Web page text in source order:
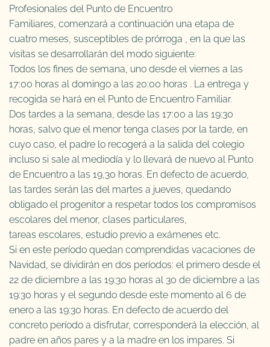
Profesionales del Punto de Encuentro
Familiares, comenzará a continuación una etapa de
cuatro meses, susceptibles de prórroga , en la que las
visitas se desarrollarán del modo siguiente:
Todos los fines de semana, uno desde el viernes a las
17:00 horas al domingo a las 20:00 horas . La entrega y
recogida se hará en el Punto de Encuentro Familiar.
Dos tardes a la semana, desde las 17:00 a las 19:30
horas, salvo que el menor tenga clases por la tarde, en
cuyo caso, el padre lo recogerá a la salida del colegio
incluso si sale al mediodía y lo llevará de nuevo al Punto
de Encuentro a las 19,30 horas. En defecto de acuerdo,
las tardes serán las del martes a jueves, quedando
obligado el progenitor a respetar todos los compromisos
escolares del menor, clases particulares,
tareas escolares, estudio previo a exámenes etc.
Si en este período quedan comprendidas vacaciones de
Navidad, se dividirán en dos períodos: el primero desde el
22 de diciembre a las 19:30 horas al 30 de diciembre a las
19:30 horas y el segundo desde este momento al 6 de
enero a las 19:30 horas. En defecto de acuerdo del
concreto período a disfrutar, corresponderá la elección, al
padre en años pares y a la madre en los impares. Si